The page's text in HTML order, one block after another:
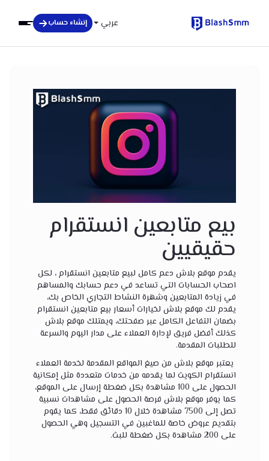
عربي إنشاء حساب
بيع متابعين انستقرام
حقيقيين
يقدم موقع بلاش دعم كامل لبيع متابعين انستقرام، لكل
اصحاب الحسابات التي تساعد في دعم حسابك والمساهم
في زيادة المتابعين وشهرة النشاط التجاري الخاص بك،
يقدم لك موقع بلاش لخيارات أسعار بيع متابعين انستقرام
بضمان التفاعل الكامل عبر صفحتك، ويمتلك موقع بلاش
كذلك أفضل فريق لإدارة العملاء على مدار اليوم والسرعة
للطلبات المقدمة.
يعتبر موقع بلاش من صيغ المواقع المقدمة لخدمة العملاء
انستقرام الكويت لما يقدمه من خدمات متعددة مثل إمكانية
الحصول على 100 مشاهدة بكل ضغطة إرسال على الموقع،
كما يوفر موقع بلاش فرصة الحصول على مشاهدات نسبية
تصل إلى 7500 مشاهدة خلال 10 دقائق فقط، كما يقوم
بتقديم عروض خاصة للماغبين في التسجيل وهي الحصول
على 200 مشاهدة بكل ضغطة للبث.